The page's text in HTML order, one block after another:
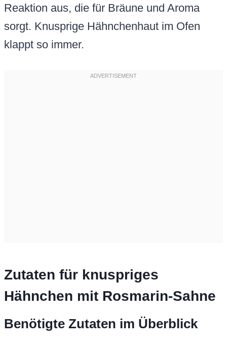
Reaktion aus, die für Bräune und Aroma
sorgt. Knusprige Hähnchenhaut im Ofen
klappt so immer.
Zutaten für knuspriges
Hähnchen mit Rosmarin-Sahne
Benötigte Zutaten im Überblick